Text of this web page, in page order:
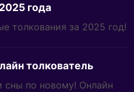
года
толкования за 2025 год!
толкователь
сны по новому! Онлайн